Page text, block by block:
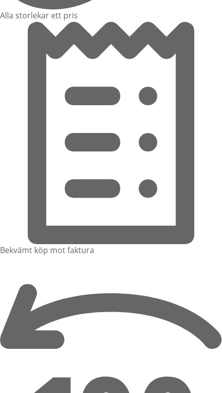
Alla storlekar ett pris
Bekvämt köp mot faktura